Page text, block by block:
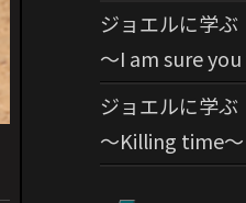
ジョエルに学
〜I am sure
ジョエルに学
〜Killing time〜